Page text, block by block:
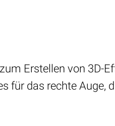
Erstellen von 3D-
für das rechte Auge,